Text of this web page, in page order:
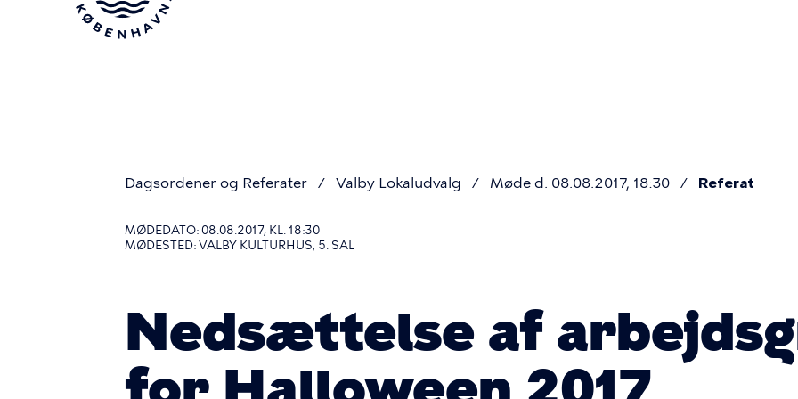
Dagsordener og Referater Valby Lokaludvalg Møde d. 08.08.2017, 18:30 Referat
MØDEDATO: 08.08.2017, KL. 18:30
MØDESTED: VALBY KULTURHUS, 5. SAL
Nedsættelse af